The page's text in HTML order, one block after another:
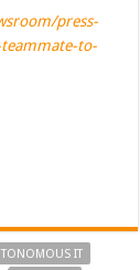
press-
teammate-to-
IT